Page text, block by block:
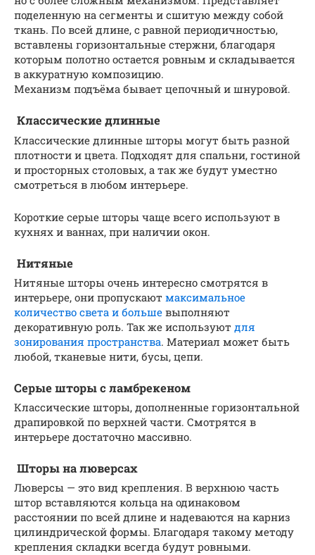
поделенную на сегменты и сшитую между собой
ткань. По всей длине, с равной периодичностью,
вставлены горизонтальные стержни, благодаря
которым полотно остается ровным и складывается
в аккуратную композицию.
Механизм подъёма бывает цепочный и шнуровой.
Классические длинные
Классические длинные шторы могут быть разной
плотности и цвета. Подходят для спальни, гостиной
и просторных столовых, а так же будут уместно
смотреться в любом интерьере.
Короткие серые шторы чаще всего используют в
кухнях и ваннах, при наличии окон.
Нитяные
Нитяные шторы очень интересно смотрятся в
интерьере, они пропускают максимальное
количество света и больше выполняют
декоративную роль. Так же используют для
зонирования пространства. Материал может быть
любой, тканевые нити, бусы, цепи.
Серые шторы с ламбрекеном
Классические шторы, дополненные горизонтальной
драпировкой по верхней части. Смотрятся в
интерьере достаточно массивно.
Шторы на люверсах
Люверсы — это вид крепления. В верхнюю часть
штор вставляются кольца на одинаковом
расстоянии по всей длине и надеваются на карниз
цилиндрической формы. Благодаря такому методу
крепления складки всегда будут ровными.